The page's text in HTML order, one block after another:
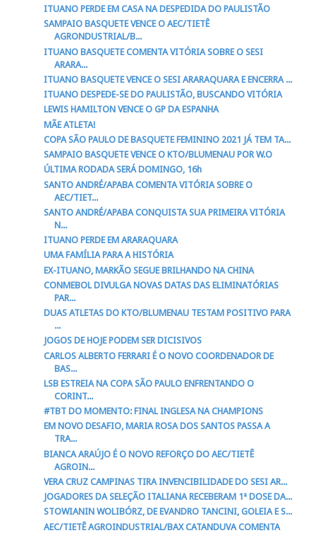
ITUANO PERDE EM CASA NA DESPEDIDA DO PAULISTÃO
SAMPAIO BASQUETE VENCE O AEC/TIETÊ
AGRONDUSTRIAL/B...
ITUANO BASQUETE COMENTA VITÓRIA SOBRE O SESI
ARARA...
ITUANO BASQUETE VENCE O SESI ARARAQUARA E ENCERRA ...
ITUANO DESPEDE-SE DO PAULISTÃO, BUSCANDO VITÓRIA
LEWIS HAMILTON VENCE O GP DA ESPANHA
MÃE ATLETA!
COPA SÃO PAULO DE BASQUETE FEMININO 2021 JÁ TEM TA...
SAMPAIO BASQUETE VENCE O KTO/BLUMENAU POR W.O
ÚLTIMA RODADA SERÁ DOMINGO, 16h
SANTO ANDRÉ/APABA COMENTA VITÓRIA SOBRE O
AEC/TIET...
SANTO ANDRÉ/APABA CONQUISTA SUA PRIMEIRA VITÓRIA
N...
ITUANO PERDE EM ARARAQUARA
UMA FAMÍLIA PARA A HISTÓRIA
EX-ITUANO, MARKÃO SEGUE BRILHANDO NA CHINA
CONMEBOL DIVULGA NOVAS DATAS DAS ELIMINATÓRIAS
PAR...
DUAS ATLETAS DO KTO/BLUMENAU TESTAM POSITIVO PARA
...
JOGOS DE HOJE PODEM SER DICISIVOS
CARLOS ALBERTO FERRARI É O NOVO COORDENADOR DE
BAS...
LSB ESTREIA NA COPA SÃO PAULO ENFRENTANDO O
CORINT...
#TBT DO MOMENTO: FINAL INGLESA NA CHAMPIONS
EM NOVO DESAFIO, MARIA ROSA DOS SANTOS PASSA A
TRA...
BIANCA ARAÚJO É O NOVO REFORÇO DO AEC/TIETÊ
AGROIN...
VERA CRUZ CAMPINAS TIRA INVENCIBILIDADE DO SESI AR...
JOGADORES DA SELEÇÃO ITALIANA RECEBERAM 1ª DOSE DA...
STOWIANIN WOLIBÓRZ, DE EVANDRO TANCINI, GOLEIA E S...
AEC/TIETÊ AGROINDUSTRIAL/BAX CATANDUVA COMENTA